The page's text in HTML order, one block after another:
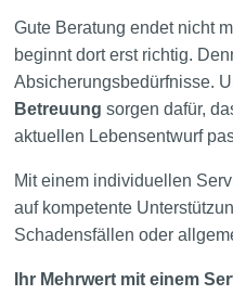
Gute Beratung endet nicht
beginnt dort erst richtig.
Absicherungsbedürfnisse.
Betreuung sorgen dafür,
aktuellen Lebensentwurf
Mit einem individuellen
auf kompetente
Schadensfällen oder
Ihr Mehrwert mit einem